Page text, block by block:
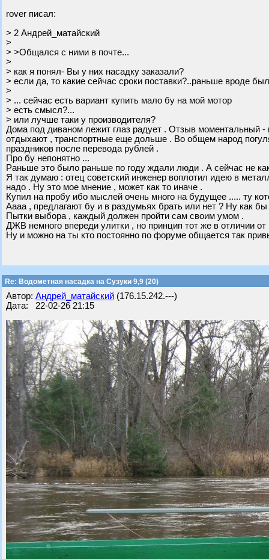
rover писал:
> 2 Андрей_матайский
>
> >Общался с ними в почте...
>
> как я понял- Вы у них насадку заказали?
> если да, то какие сейчас сроки поставки?..раньше вроде
>
> ... сейчас есть вариант купить мало бу на мой мотор
> есть смысл?...
> или лучше таки у производителя?
Дома под диваном лежит глаз радует . Отзыв моментальный -
отдыхают , транспортные еще дольше . Во общем народ
праздников после перевода рублей .
Про бу непонятно ...
Раньше это было раньше по году ждали люди . А сейчас не
Я так думаю : отец советский инженер воплотил идею в
надо . Ну это мое мнение , может как то иначе .
Купил на пробу ибо мыслей очень много на будущее ..... ту
Аааа , предлагают бу и в раздумьях брать или нет ? Ну как
Пытки выбора , каждый должен пройти сам своим умом .
ДЖВ немного впереди улитки , но принцип тот же в отличии от
Ну и можно на ты кто постоянно по форуме общается так
Re: Водометная насадка на Сузуки 9,9 (20)
Автор: Андрей_матайский (176.15.242.---)
Дата: 22-02-26 21:15